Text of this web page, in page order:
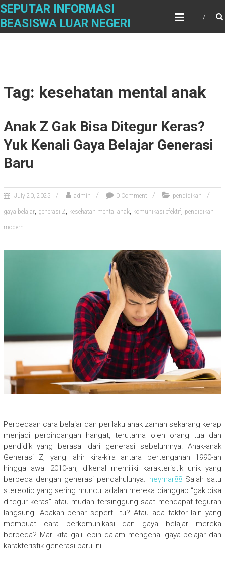
Skip
content
SEPUTAR INFORMASI
BEASISWA LUAR NEGERI
Tag: kesehatan mental anak
Anak Z Gak Bisa Ditegur Keras?
Yuk Kenali Gaya Belajar Generasi
Baru
July 20, 2025 admin 0 Comment pendidikan
gaya belajar, generasi Z, kesehatan mental anak, komunikasi efektif, pendidikan
modern
Perbedaan cara belajar dan perilaku anak zaman sekarang kerap
menjadi perbincangan hangat, terutama oleh orang tua dan
pendidik yang berasal dari generasi sebelumnya. Anak-anak
Generasi Z, yang lahir kira-kira antara pertengahan 1990-an
hingga awal 2010-an, dikenal memiliki karakteristik unik yang
berbeda dengan generasi pendahulunya. neymar88Salah satu
stereotip yang sering muncul adalah mereka dianggap “gak bisa
ditegur keras” atau mudah tersinggung saat mendapat teguran
langsung. Apakah benar seperti itu? Atau ada faktor lain yang
membuat cara berkomunikasi dan gaya belajar mereka
berbeda? Mari kita gali lebih dalam mengenai gaya belajar dan
karakteristik generasi baru ini.